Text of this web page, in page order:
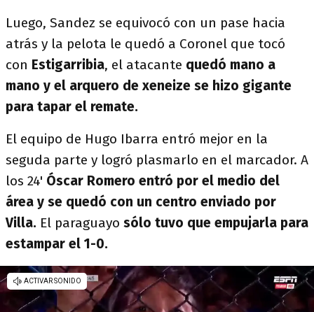
Luego, Sandez se equivocó con un pase hacia
atrás y la pelota le quedó a Coronel que tocó
con Estigarribia, el atacante quedó mano a
mano y el arquero de xeneize se hizo gigante
para tapar el remate.
El equipo de Hugo Ibarra entró mejor en la
seguda parte y logró plasmarlo en el marcador. A
los 24' Óscar Romero entró por el medio del
área y se quedó con un centro enviado por
Villa. El paraguayo sólo tuvo que empujarla para
estampar el 1-0.